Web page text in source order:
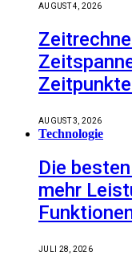
AUGUST 4, 2026
AUGUST 3, 2026
Technologie
Die
mehr
JULI 28, 2026